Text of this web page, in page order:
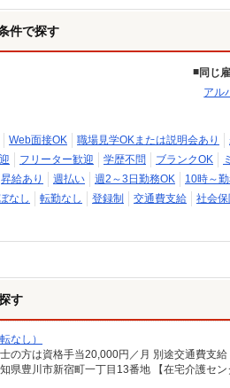
件で探す
同じ
アル
Web面接OK 職場見学OKまたは説明会あり
フリーター歓迎 学歴不問 ブランクOK
昇給あり 週払い 週2～3日勤務OK 10時～
なし 転勤なし 登録制 交通費支給 社会保
す
なし）